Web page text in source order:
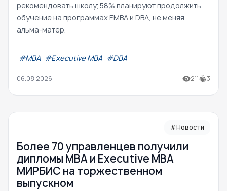
рекомендовать школу; 58% планируют продолжить
обучение на программах EMBA и DBA, не меняя
альма-матер.
#МВА #Executive MBA #DBA
06.08.2026 211 3
#Новости
Более 70 управленцев получили
дипломы MBA и Executive MBA
МИРБИС на торжественном
выпускном